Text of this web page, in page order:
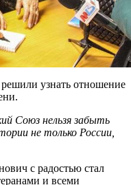
узнать отношение
Союз нельзя забыть
не только России,
с радостью стал
и всеми